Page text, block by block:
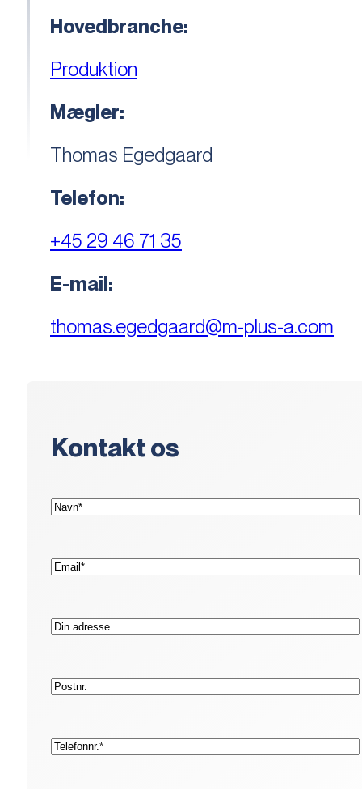
Hovedbranche:
Produktion
Mægler:
Thomas Egedgaard
Telefon:
+45 29 46 71 35
E-mail:
thomas.egedgaard@m-plus-a.com
Kontakt os
Navn*
E-
mail*
Adresse
Postnr.
Telefon*